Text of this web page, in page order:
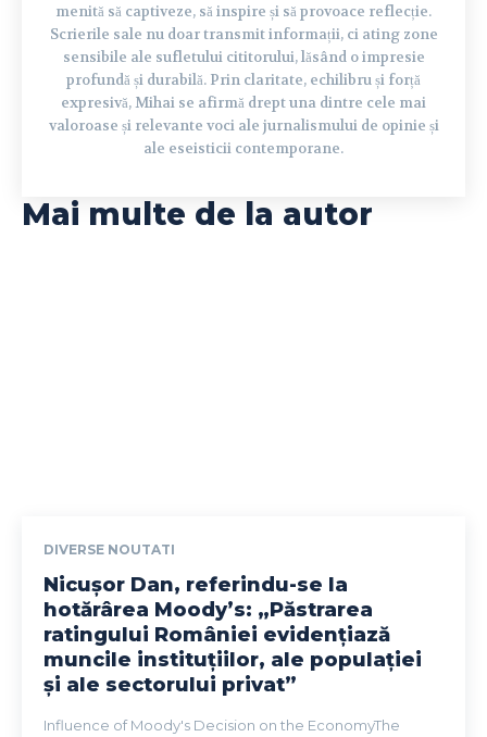
menită să captiveze, să inspire și să provoace reflecție.
Scrierile sale nu doar transmit informații, ci ating zone
sensibile ale sufletului cititorului, lăsând o impresie
profundă și durabilă. Prin claritate, echilibru și forță
expresivă, Mihai se afirmă drept una dintre cele mai
valoroase și relevante voci ale jurnalismului de opinie și
ale eseisticii contemporane.
Mai multe de la autor
DIVERSE NOUTATI
Nicușor Dan, referindu-se la
hotărârea Moody’s: „Păstrarea
ratingului României evidențiază
muncile instituțiilor, ale populației
și ale sectorului privat”
Influence of Moody's Decision on the EconomyThe